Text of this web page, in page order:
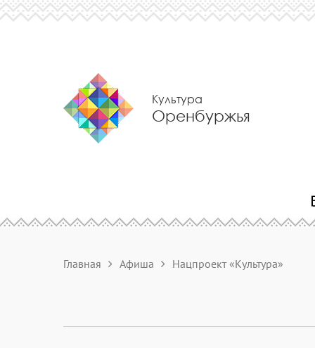
Культура
Оренбуржья
Главная Афиша Нацпроект «Культура»